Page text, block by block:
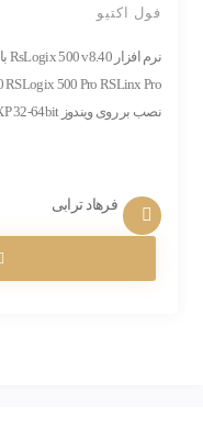
فول اکتیو
نصب بر روی ویندوز XP 32-64bit و7 با کرک دائم و فول دارد. قابل نصب بر...
فرهاد ترابی